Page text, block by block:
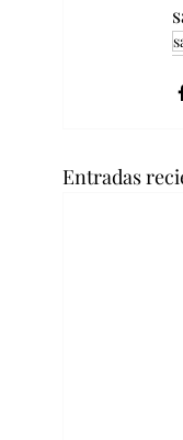
Entradas